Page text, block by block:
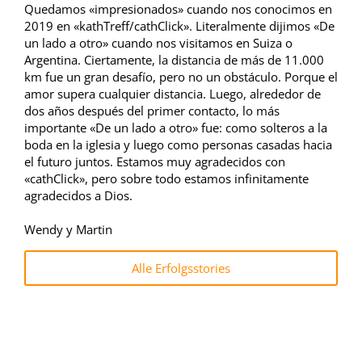
Quedamos «impresionados» cuando nos conocimos en
2019 en «kathTreff/cathClick». Literalmente dijimos «De
un lado a otro» cuando nos visitamos en Suiza o
Argentina. Ciertamente, la distancia de más de 11.000
km fue un gran desafío, pero no un obstáculo. Porque el
amor supera cualquier distancia. Luego, alrededor de
dos años después del primer contacto, lo más
importante «De un lado a otro» fue: como solteros a la
boda en la iglesia y luego como personas casadas hacia
el futuro juntos. Estamos muy agradecidos con
«cathClick», pero sobre todo estamos infinitamente
agradecidos a Dios.
Wendy y Martin
Alle Erfolgsstories